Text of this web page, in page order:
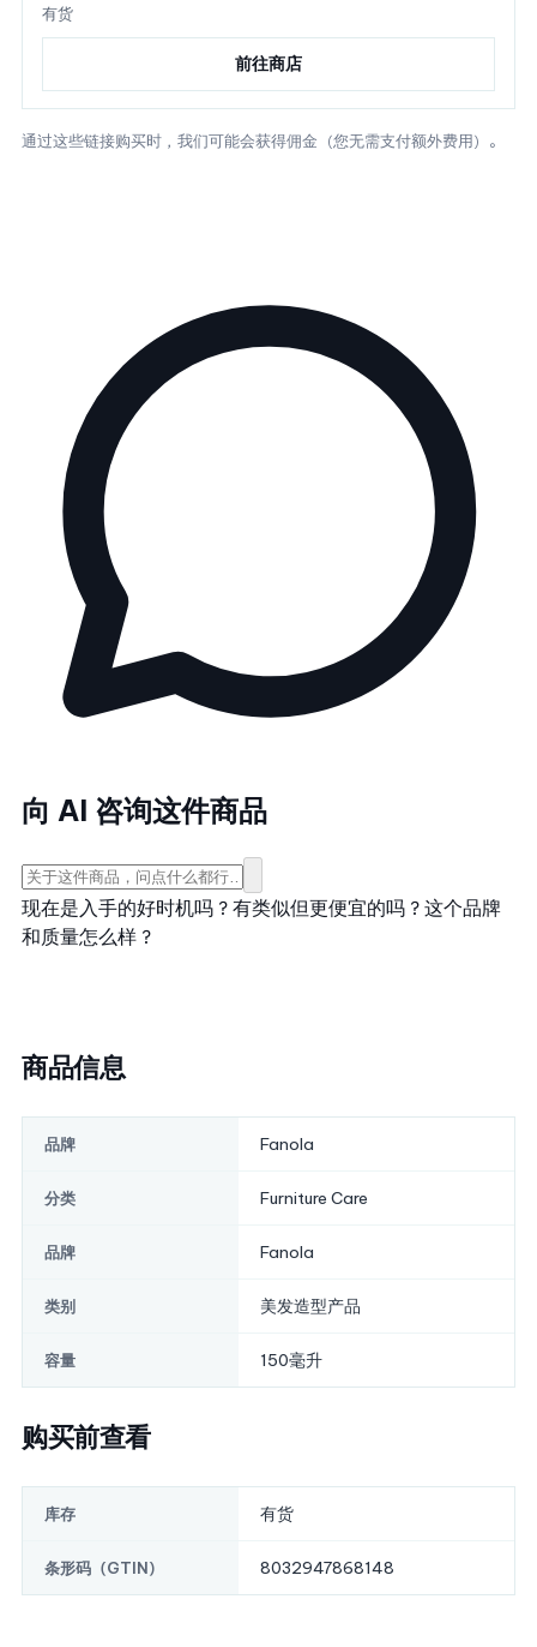
有货
前往商店
通过这些链接购买时，我们可能会获得佣金（您无需支付额外费用）。
向 AI 咨询这件商品
现在是入手的好时机吗？ 有类似但更便宜的吗？ 这个品牌
和质量怎么样？
商品信息
品牌 Fanola
分类 Furniture Care
品牌 Fanola
类别 美发造型产品
容量 150毫升
购买前查看
库存 有货
条形码（GTIN） 8032947868148